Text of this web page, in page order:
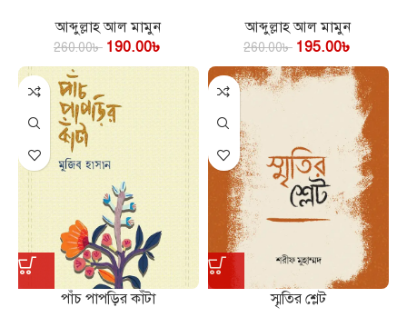
আব্দুল্লাহ আল মামুন
260.00৳ 190.00৳
আব্দুল্লাহ আল মামুন
260.00৳ 195.00৳
পাঁচ পাপড়ির কাঁটা স্মৃতির শ্লেট